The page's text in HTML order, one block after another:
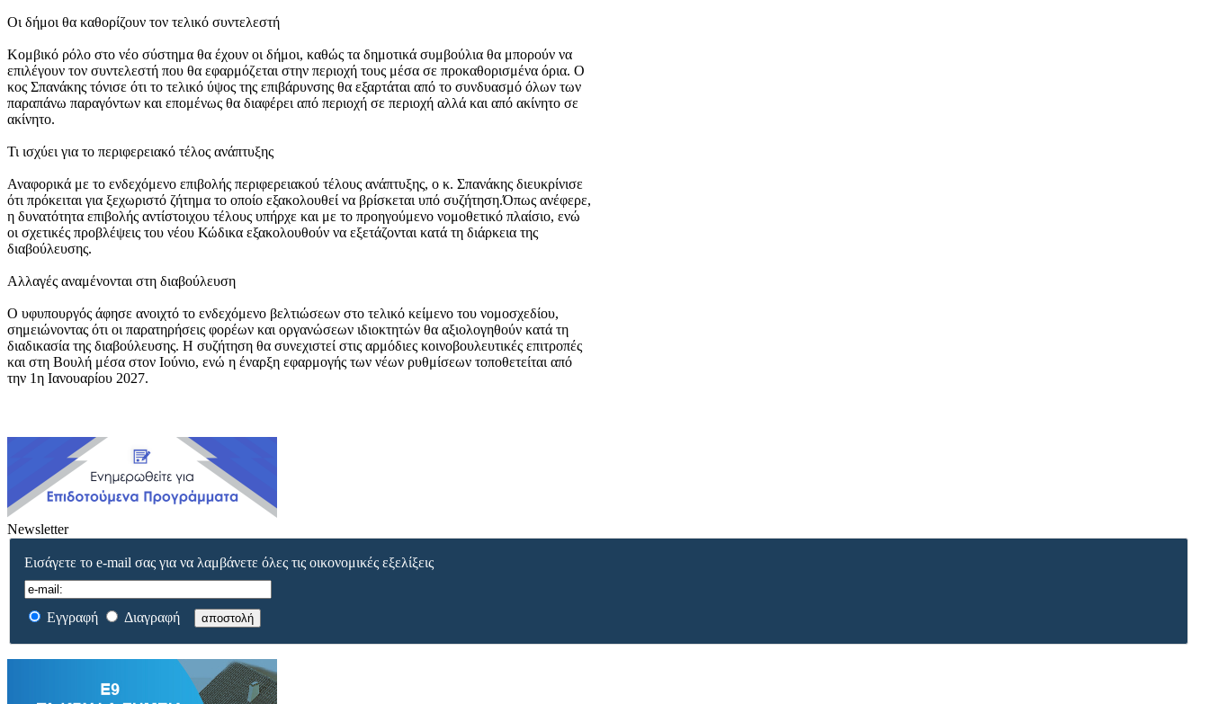
Οι δήμοι θα καθορίζουν τον τελικό συντελεστή
Κομβικό ρόλο στο νέο σύστημα θα έχουν οι δήμοι, καθώς τα δημοτικά συμβούλια θα μπορούν να
επιλέγουν τον συντελεστή που θα εφαρμόζεται στην περιοχή τους μέσα σε προκαθορισμένα όρια. Ο
κος Σπανάκης τόνισε ότι το τελικό ύψος της επιβάρυνσης θα εξαρτάται από το συνδυασμό όλων των
παραπάνω παραγόντων και επομένως θα διαφέρει από περιοχή σε περιοχή αλλά και από ακίνητο σε
ακίνητο.
Τι ισχύει για το περιφερειακό τέλος ανάπτυξης
Αναφορικά με το ενδεχόμενο επιβολής περιφερειακού τέλους ανάπτυξης, ο κ. Σπανάκης διευκρίνισε
ότι πρόκειται για ξεχωριστό ζήτημα το οποίο εξακολουθεί να βρίσκεται υπό συζήτηση.Όπως ανέφερε,
η δυνατότητα επιβολής αντίστοιχου τέλους υπήρχε και με το προηγούμενο νομοθετικό πλαίσιο, ενώ
οι σχετικές προβλέψεις του νέου Κώδικα εξακολουθούν να εξετάζονται κατά τη διάρκεια της
διαβούλευσης.
Αλλαγές αναμένονται στη διαβούλευση
Ο υφυπουργός άφησε ανοιχτό το ενδεχόμενο βελτιώσεων στο τελικό κείμενο του νομοσχεδίου,
σημειώνοντας ότι οι παρατηρήσεις φορέων και οργανώσεων ιδιοκτητών θα αξιολογηθούν κατά τη
διαδικασία της διαβούλευσης. Η συζήτηση θα συνεχιστεί στις αρμόδιες κοινοβουλευτικές επιτροπές
και στη Βουλή μέσα στον Ιούνιο, ενώ η έναρξη εφαρμογής των νέων ρυθμίσεων τοποθετείται από
την 1η Ιανουαρίου 2027.
Newsletter
Εισάγετε το e-mail σας για να λαμβάνετε όλες τις οικονομικές εξελίξεις
Εγγραφή Διαγραφή αποστολή